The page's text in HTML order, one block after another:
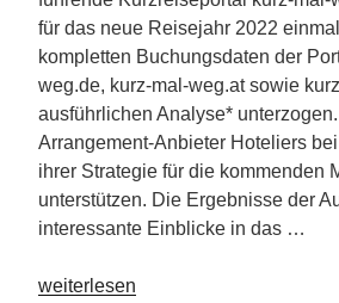
für das neue Reisejahr 2022
kompletten Buchungsdaten der
weg.de, kurz-mal-weg.at sowie
ausführlichen Analyse*
Arrangement-Anbieter Hoteliers
ihrer Strategie für die kommenden
unterstützen. Die Ergebnisse der
interessante Einblicke in das …
„So
weiterlesen